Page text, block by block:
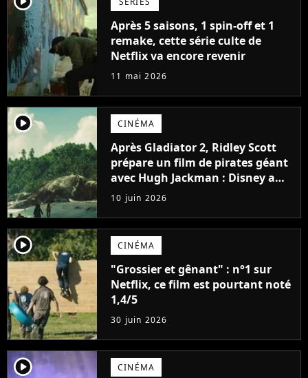
Après 5 saisons, 1 spin-off et 1
remake, cette série culte de
Netflix va encore revenir
11 mai 2026
player2 CINÉMA
Après Gladiator 2, Ridley Scott
prépare un film de pirates géant
avec Hugh Jackman : Disney a
préféré passer son tour pour
cette histoire vieille de 143 ans
10 juin 2026
player2 CINÉMA
"Grossier et gênant" : n°1 sur
Netflix, ce film est pourtant noté
1,4/5
30 juin 2026
player2 CINÉMA